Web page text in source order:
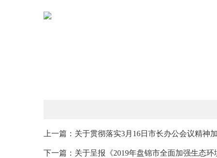
上一篇：关于贯彻落实3月16日市长办公会议精神
下一篇：关于呈报《2019年盘锦市全面加强生态